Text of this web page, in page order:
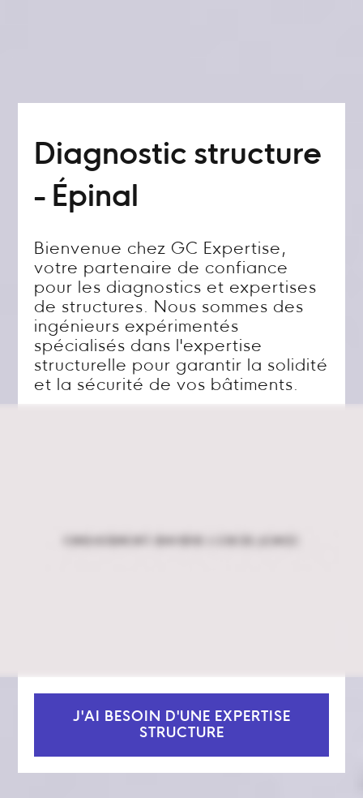
Diagnostic structure
- Épinal
Bienvenue chez GC Expertise,
votre partenaire de confiance
pour les diagnostics et expertises
de structures. Nous sommes des
ingénieurs expérimentés
spécialisés dans l'expertise
structurelle pour garantir la solidité
et la sécurité de vos bâtiments.
J'AI BESOIN D'UNE EXPERTISE
STRUCTURE